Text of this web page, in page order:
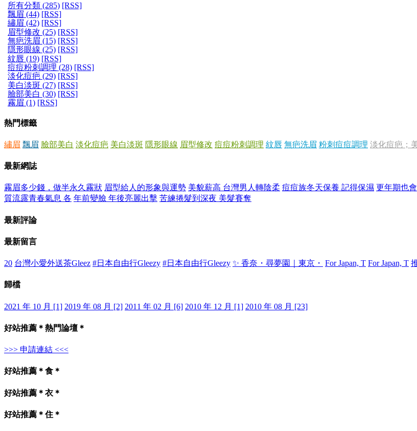
所有分類 (285) [RSS]
飄眉 (44) [RSS]
繡眉 (42) [RSS]
眉型修改 (25) [RSS]
無疤洗眉 (15) [RSS]
隱形眼線 (25) [RSS]
紋唇 (19) [RSS]
痘痘粉刺調理 (28) [RSS]
淡化痘疤 (29) [RSS]
美白淡斑 (27) [RSS]
臉部美白 (30) [RSS]
霧眉 (1) [RSS]
熱門標籤
繡眉 飄眉 臉部美白 淡化痘疤 美白淡斑 隱形眼線 眉型修改 痘痘粉刺調理 紋唇 無疤洗眉 粉刺痘痘調理 淡化痘疤；
最新網誌
霧眉多少錢，做半永久霧狀 眉型給人的形象與運勢 美貌薪高 台灣男人轉陰柔 痘痘族冬天保養 記得保濕 更年期也
質流露青春氣息 各 年前變臉 年後亮麗出擊 苦練捲髮到深夜 美髮賽奪
最新評論
最新留言
20 台灣小愛外送茶Gleez #日本自由行Gleezy #日本自由行Gleezy ✨ 香奈・尋夢園｜東京・ For Japan, T For Japan, T
歸檔
2021 年 10 月 [1] 2019 年 08 月 [2] 2011 年 02 月 [6] 2010 年 12 月 [1] 2010 年 08 月 [23]
好站推薦＊熱門論壇＊
>>> 申請連結 <<<
好站推薦＊食＊
好站推薦＊衣＊
好站推薦＊住＊